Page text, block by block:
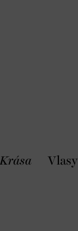
Krása Vlasy